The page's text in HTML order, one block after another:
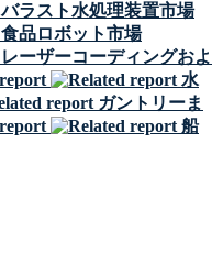
バラスト水処理装置市場
食品ロボット市場
レーザーコーディングおよ
水
ガントリーま
船